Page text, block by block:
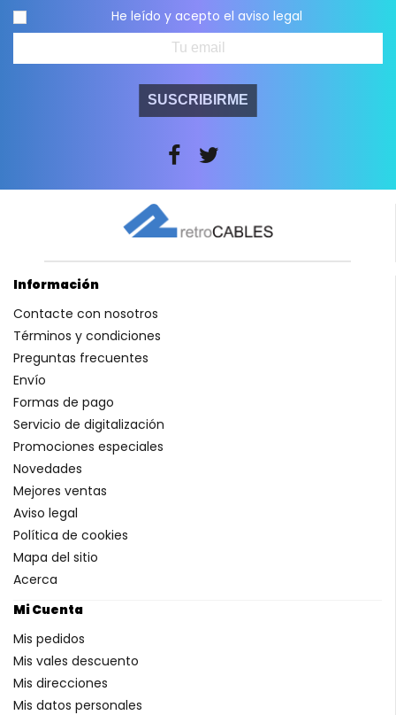
He leído y acepto el aviso legal
SUSCRIBIRME
Información
Contacte con nosotros
Términos y condiciones
Preguntas frecuentes
Envío
Formas de pago
Servicio de digitalización
Promociones especiales
Novedades
Mejores ventas
Aviso legal
Política de cookies
Mapa del sitio
Acerca
Mi Cuenta
Mis pedidos
Mis vales descuento
Mis direcciones
Mis datos personales